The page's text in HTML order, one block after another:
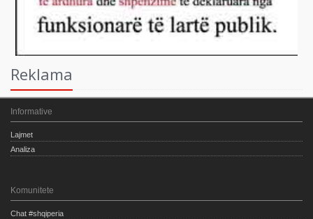
Reklama
Informative
Lajmet
Analiza
Komunitete
Chat #shqiperia